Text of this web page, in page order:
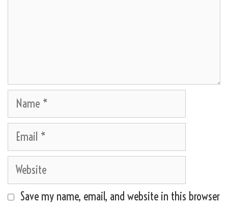
Name
Email
Website
Save my name, email, and website in this browser